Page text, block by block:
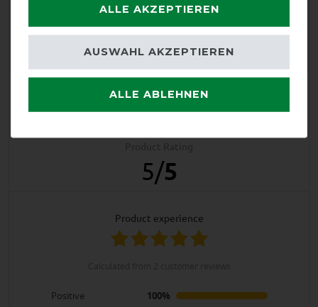
2
5/5
product experience
Positive
100%
ALLE AKZEPTIEREN
ALLE ABLEHNEN
AUSWAHL AKZEPTIEREN